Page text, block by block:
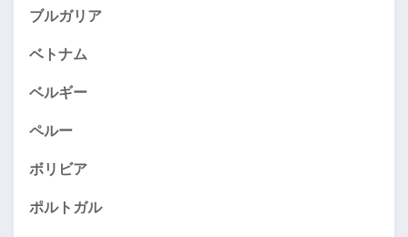
ブルガリア
ベトナム
ベルギー
ペルー
ボリビア
ポルトガル